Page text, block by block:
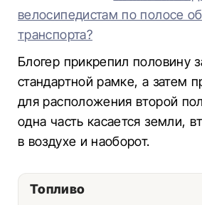
велосипедистам по полосе
транспорта?
Блогер прикрепил половину
стандартной рамке, а затем
для расположения второй
одна часть касается земли,
в воздухе и наоборот.
Топливо